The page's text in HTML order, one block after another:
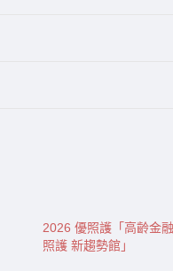
2026 優照護「高齡金
照護 新趨勢館」